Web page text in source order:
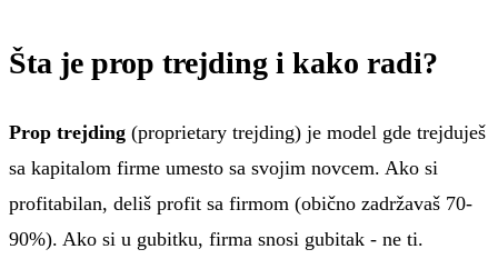
Šta je prop trejding i kako radi?
Prop trejding (proprietary trejding) je model gde trejduješ
sa kapitalom firme umesto sa svojim novcem. Ako si
profitabilan, deliš profit sa firmom (obično zadržavaš 70-
90%). Ako si u gubitku, firma snosi gubitak - ne ti.